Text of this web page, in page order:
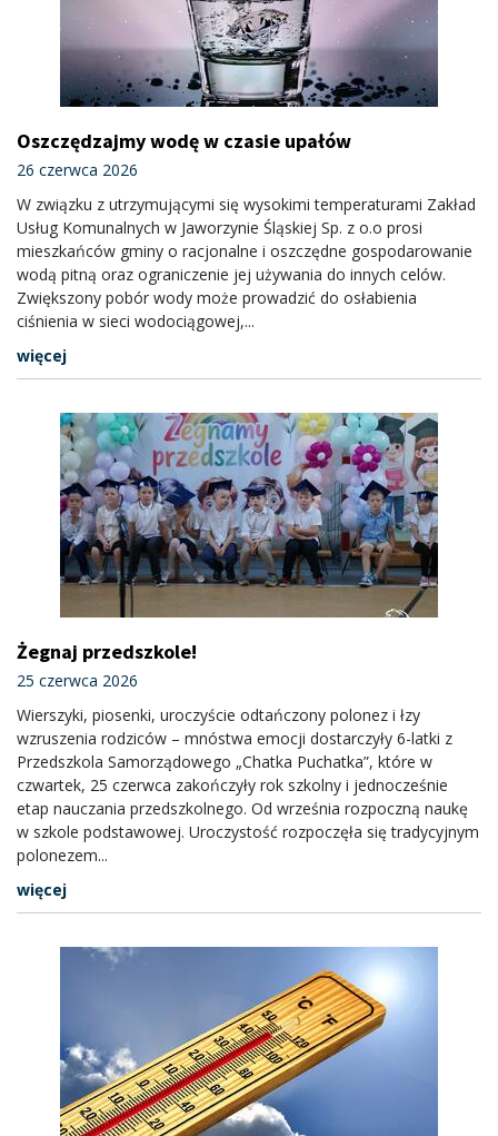
Oszczędzajmy wodę w czasie upałów
26 czerwca 2026
W związku z utrzymującymi się wysokimi temperaturami Zakład
Usług Komunalnych w Jaworzynie Śląskiej Sp. z o.o prosi
mieszkańców gminy o racjonalne i oszczędne gospodarowanie
wodą pitną oraz ograniczenie jej używania do innych celów.
Zwiększony pobór wody może prowadzić do osłabienia
ciśnienia w sieci wodociągowej,...
więcej
Żegnaj przedszkole!
25 czerwca 2026
Wierszyki, piosenki, uroczyście odtańczony polonez i łzy
wzruszenia rodziców – mnóstwa emocji dostarczyły 6-latki z
Przedszkola Samorządowego „Chatka Puchatka”, które w
czwartek, 25 czerwca zakończyły rok szkolny i jednocześnie
etap nauczania przedszkolnego. Od września rozpoczną naukę
w szkole podstawowej. Uroczystość rozpoczęła się tradycyjnym
polonezem...
więcej